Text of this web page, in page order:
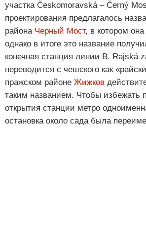
участка Českomoravská – Černý
проектирования предлагалось
района Черный Мост, в котором
однако в итоге это название
конечная станция линии B. Rajská
переводится с чешского как
пражском районе Жижков
таким названием. Чтобы избежать
открытия станции метро
остановка около сада была